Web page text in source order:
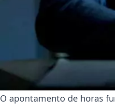
O apontamento de horas